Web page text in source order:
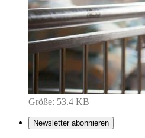
Zeige
in
Größe: 53.4 KB
Newsletter abonnieren